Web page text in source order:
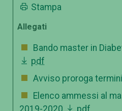
Stampa
Allegati
Bando master in
pdf
Avviso proroga termini
Elenco ammessi al
2019-2020
pdf